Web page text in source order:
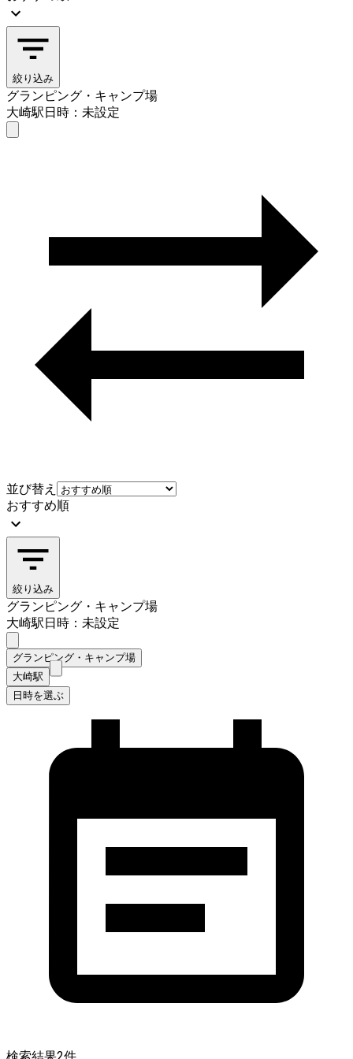
絞り込み
グランピング・キャンプ場
大崎駅日時：未設定
並び替え
おすすめ順
絞り込み
グランピング・キャンプ場
大崎駅日時：未設定
グランピング・キャンプ場
大崎駅
日時を選ぶ